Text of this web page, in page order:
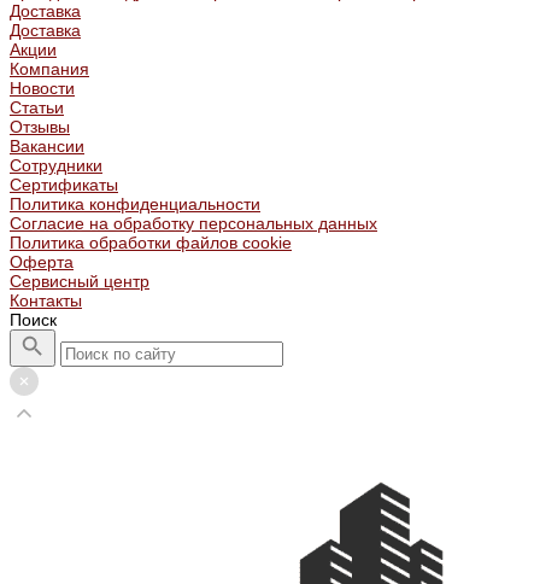
Доставка
Доставка
Акции
Компания
Новости
Статьи
Отзывы
Вакансии
Сотрудники
Сертификаты
Политика конфиденциальности
Согласие на обработку персональных данных
Политика обработки файлов cookie
Оферта
Сервисный центр
Контакты
Поиск